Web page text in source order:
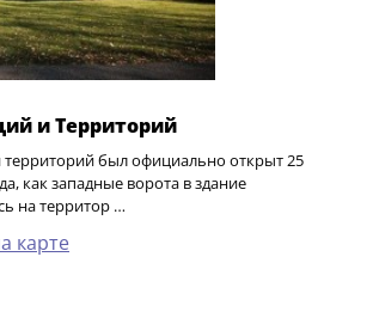
и Территорий
был официально открыт 25
как западные ворота в здание
на территор …
карте